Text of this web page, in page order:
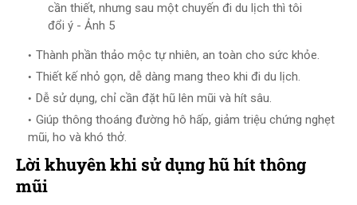
cần thiết, nhưng sau một chuyến đi du lịch thì tôi
đổi ý - Ảnh 5
Thành phần thảo mộc tự nhiên, an toàn cho sức khỏe.
Thiết kế nhỏ gọn, dễ dàng mang theo khi đi du lịch.
Dễ sử dụng, chỉ cần đặt hũ lên mũi và hít sâu.
Giúp thông thoáng đường hô hấp, giảm triệu chứng nghẹt
mũi, ho và khó thở.
Lời khuyên khi sử dụng hũ hít thông
mũi